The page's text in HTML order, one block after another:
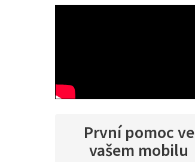
První pomoc ve
vašem mobilu